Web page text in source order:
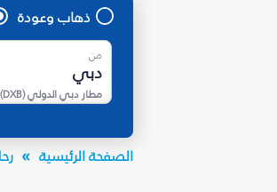
ذهاب وعودة
من
مطار دبي الدولي(
DXB
)
الصفحة الرئيسية